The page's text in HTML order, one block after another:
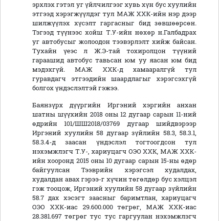
эрхлэх гэтэл уг үйлчилгээг хувь хүн бус хуулийн
этгээд хэрэгжүүлдэг тул МАЖ ХХК-ийн нэр дээр
шилжүүлэх хүсэлт гаргасныг бид зөвшөөрсөн.
Тэгээд түүнээс хойш Т.У-ийн нөхөр н.Галбадрах
уг автобусыг жолоодон тээвэрлэлт хийж байсан.
Тухайн үеэс л Ж.Э-тай тохиролцон түүний
гараашид автобус тавьсан юм уу яасан юм бид
мэдэхгүй. МАЖ ХХК-д хамааралгүй тул
гуравдагч этгээдийн шаардлагыг хэрэгсэхгүй
болгох үндэслэлтэй гэжээ.
Баянзүрх дүүргийн Иргэний хэргийн анхан
шатны шүүхийн 2018 оны 12 дугаар сарын 11-ний
өдрийн 101/ШШ2018/03769 дугаар шийдвэрээр
Иргэний хуулийн 58 дугаар зүйлийн 58.3, 58.3.1,
58.3.4-д заасан үндэслэл тогтоогдсон тул
нэхэмжлэгч Т.У-, хариуцагч ОЭО ХХК, МАЖ ХХК-
ийн хооронд 2015 оны 10 дугаар сарын 15-ны өдөр
байгуулсан Тээврийн хэрэгсэл худалдах,
худалдан авах гэрээ-г хүчин төгөлдөр бус хэлцэл
гэж тооцож, Иргэний хуулийн 58 дугаар зүйлийн
58.7 дах хэсэгт заасныг баримтлан, хариуцагч
ОЭО ХХК-иас 29.600.000 төгрөг, МАЖ ХХК-иас
28.381.697 төгрөг тус тус гаргуулан нэхэмжлэгч